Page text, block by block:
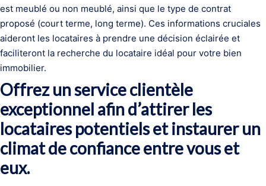
est meublé ou non meublé, ainsi que le type de contrat
proposé (court terme, long terme). Ces informations cruciales
aideront les locataires à prendre une décision éclairée et
faciliteront la recherche du locataire idéal pour votre bien
immobilier.
Offrez un service clientèle
exceptionnel afin d’attirer les
locataires potentiels et instaurer un
climat de confiance entre vous et
eux.